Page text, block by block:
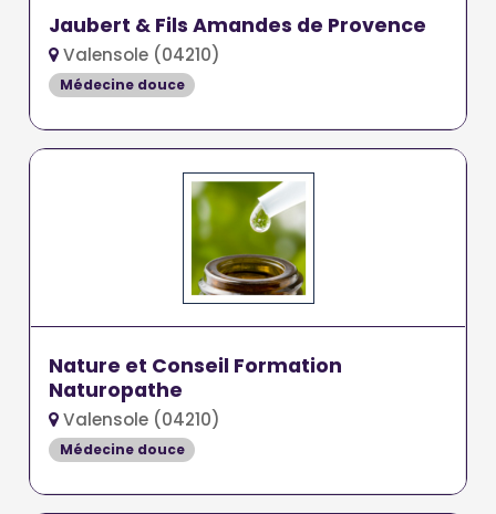
Jaubert & Fils Amandes de Provence
Valensole (04210)
Médecine douce
Nature et Conseil Formation
Naturopathe
Valensole (04210)
Médecine douce